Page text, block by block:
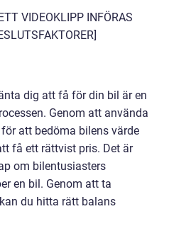
VIDEOKLIPP INFÖRAS
dig att få för din bil är en
Genom att använda
att bedöma bilens värde
få ett rättvist pris. Det är
om bilentusiasters
en bil. Genom att ta
du hitta rätt balans